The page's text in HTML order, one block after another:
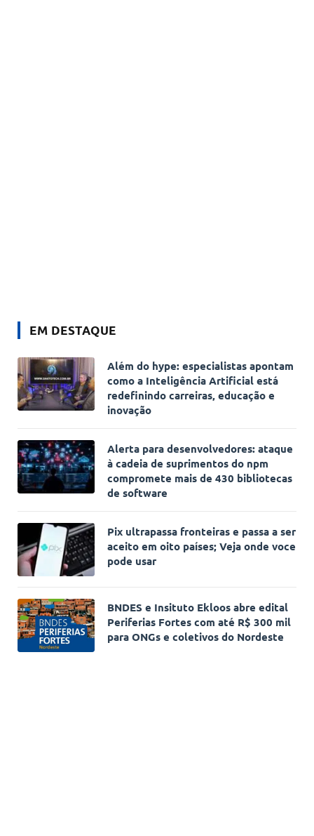
EM DESTAQUE
Além do hype: especialistas apontam
como a Inteligência Artificial está
redefinindo carreiras, educação e
inovação
Alerta para desenvolvedores: ataque
à cadeia de suprimentos do npm
compromete mais de 430 bibliotecas
de software
Pix ultrapassa fronteiras e passa a ser
aceito em oito países; Veja onde voce
pode usar
BNDES e Insituto Ekloos abre edital
Periferias Fortes com até R$ 300 mil
para ONGs e coletivos do Nordeste